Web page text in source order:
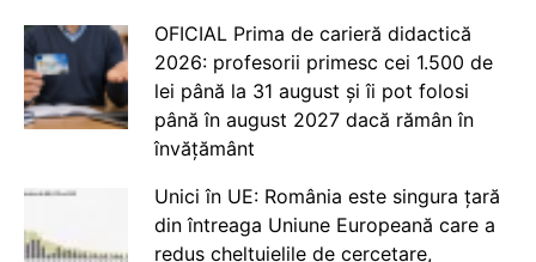
OFICIAL Prima de carieră didactică
2026: profesorii primesc cei 1.500 de
lei până la 31 august și îi pot folosi
până în august 2027 dacă rămân în
învățământ
Unici în UE: România este singura țară
din întreaga Uniune Europeană care a
redus cheltuielile de cercetare,